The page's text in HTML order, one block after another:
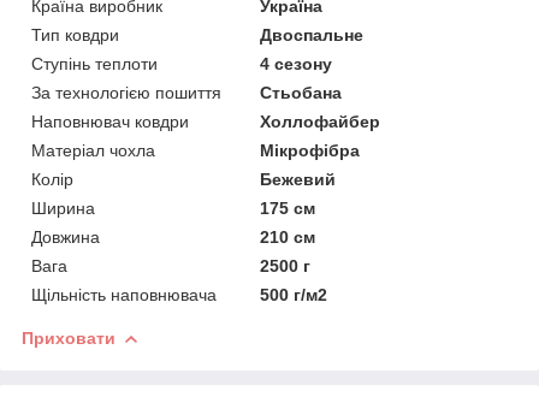
Країна виробник
Україна
Тип ковдри
Двоспальне
Ступінь теплоти
4 сезону
За технологією пошиття
Стьобана
Наповнювач ковдри
Холлофайбер
Матеріал чохла
Мікрофібра
Колір
Бежевий
Ширина
175 см
Довжина
210 см
Вага
2500 г
Щільність наповнювача
500 г/м2
Приховати